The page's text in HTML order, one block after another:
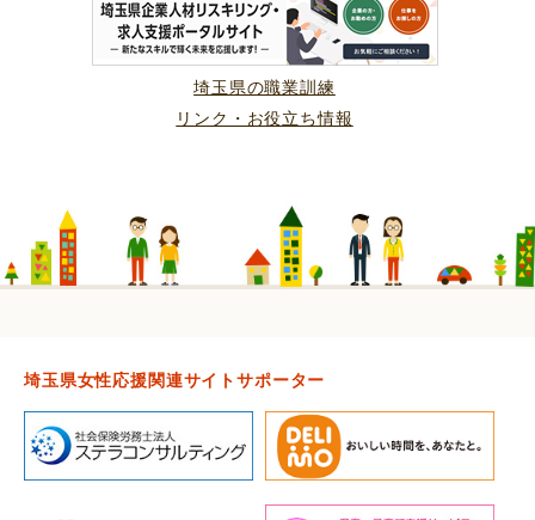
埼玉県の職業訓練
リンク・お役立ち情報
埼玉県女性応援関連サイトサポーター